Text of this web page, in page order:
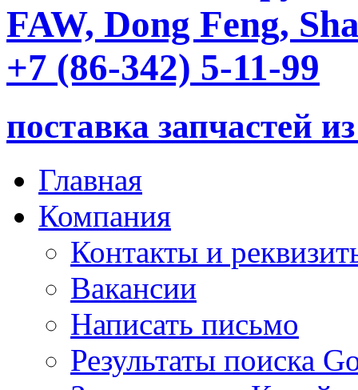
FAW, Dong Feng,
+7 (86-342) 5-11-99
поставка запчастей
Главная
Компания
Контакты и
Вакансии
Написать письмо
Результаты поиска